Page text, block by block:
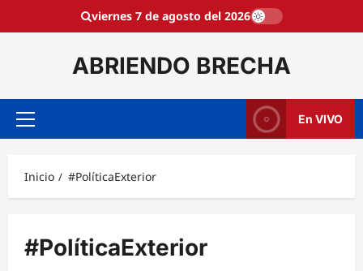
viernes 7 de agosto del 2026
ABRIENDO BRECHA
Menú
En VIVO
Inicio #PolíticaExterior
#PolíticaExterior